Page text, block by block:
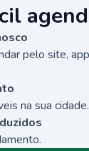
pelo site,
na sua cidade.